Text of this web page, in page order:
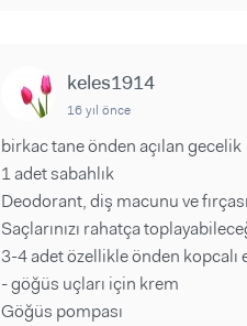
keles1914
16 yıl önce
birkac tane önden açılan gecelik
1 adet sabahlık
Deodorant, diş macunu ve
Saçlarınızı rahatça
3-4 adet özellikle önden
- göğüs uçları için krem
Göğüs pompası